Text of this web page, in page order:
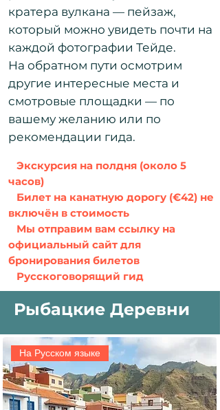
кратера вулкана — пейзаж,
который можно увидеть почти на
каждой фотографии Тейде.
На обратном пути осмотрим
другие интересные места и
смотровые площадки — по
вашему желанию или по
рекомендации гида.​
Экскурсия на полдня (около 5
часов)
Билет на канатную дорогу (€42) не
включён в стоимость
Мы отправим вам ссылку на
официальный сайт для
бронирования билетов
Русскоговорящий гид
Рыбацкие Деревни
На Русском языке